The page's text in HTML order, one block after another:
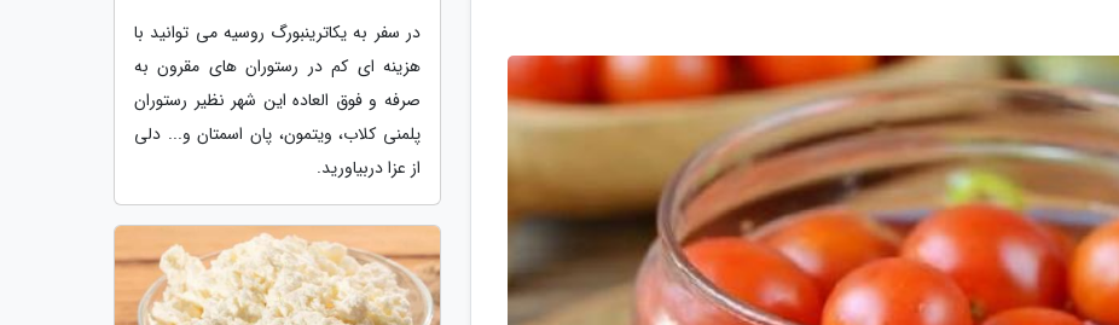
در سفر به یکاترینبورگ روسیه می توانید با
هزینه ای کم در رستوران های مقرون به
صرفه و فوق العاده این شهر نظیر رستوران
پلمنی کلاب، ویتمون، پان اسمتان و... دلی
از عزا دربیاورید.